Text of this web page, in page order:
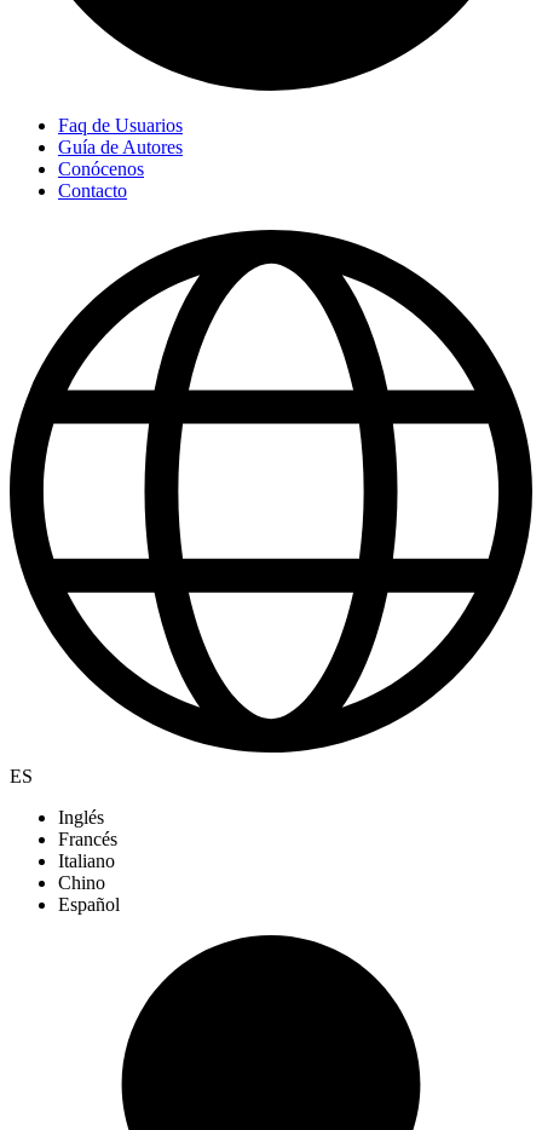
Faq de Usuarios
Guía de Autores
Conócenos
Contacto
ES
Inglés
Francés
Italiano
Chino
Español